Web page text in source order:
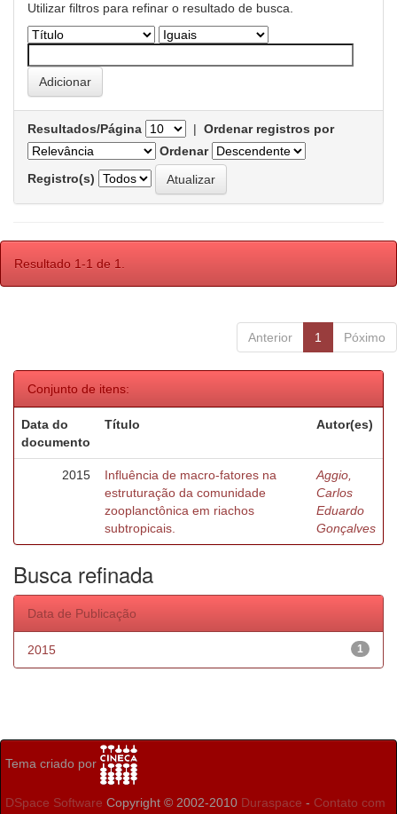
Utilizar filtros para refinar o resultado de busca.
Resultados/Página | Ordenar registros por
Ordenar
Registro(s)
Resultado 1-1 de 1.
Anterior 1 Póximo
Conjunto de itens:
Data do
documento
Título Autor(es)
2015
Influência de macro-fatores na
estruturação da comunidade
zooplanctônica em riachos
subtropicais.
Aggio,
Carlos
Eduardo
Gonçalves
Busca refinada
Data de Publicação
1
2015
Tema criado por
DSpace Software Copyright © 2002-2010 Duraspace - Contato com